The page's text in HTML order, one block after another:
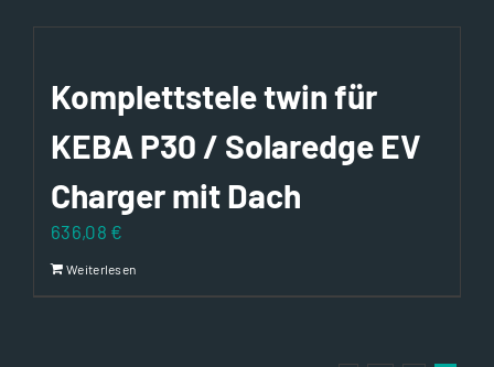
Komplettstele twin für
KEBA P30 / Solaredge EV
Charger mit Dach
636,08 €
Weiterlesen